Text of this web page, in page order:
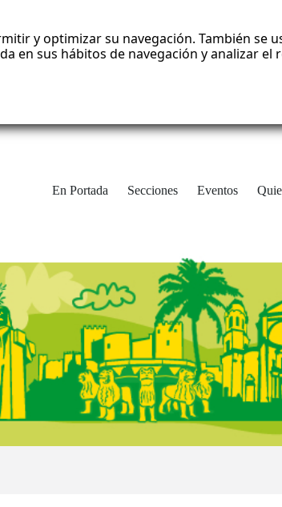
y optimizar su navegación. También se
en sus hábitos de navegación y analizar
En Portada Secciones Eventos